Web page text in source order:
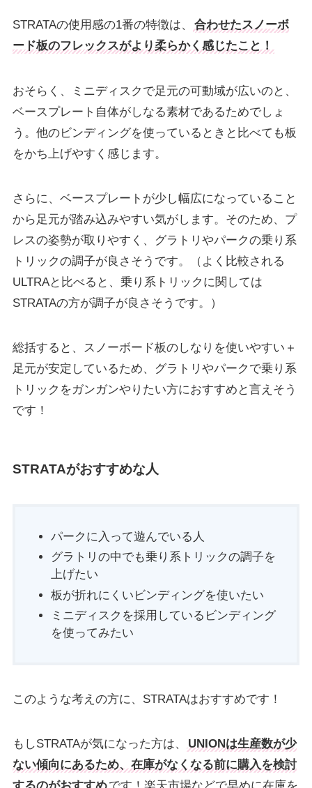
STRATAの使用感の1番の特徴は、
合わせたスノーボ
ード板のフレックスがより柔らかく感じたこと！
おそらく、ミニディスクで足元の可動域が広いのと、
ベースプレート自体がしなる素材であるためでしょ
う。他のビンディングを使っているときと比べても板
をかち上げやすく感じます。
さらに、ベースプレートが少し幅広になっていること
から足元が踏み込みやすい気がします。そのため、プ
レスの姿勢が取りやすく、グラトリやパークの乗り系
トリックの調子が良さそうです。（よく比較される
ULTRAと比べると、乗り系トリックに関しては
STRATAの方が調子が良さそうです。）
総括すると、スノーボード板のしなりを使いやすい＋
足元が安定しているため、グラトリやパークで乗り系
トリックをガンガンやりたい方におすすめと言えそう
です！
STRATAがおすすめな人
パークに入って遊んでいる人
グラトリの中でも乗り系トリックの調子を
上げたい
板が折れにくいビンディングを使いたい
ミニディスクを採用しているビンディング
を使ってみたい
このような考えの方に、STRATAはおすすめです！
もしSTRATAが気になった方は、
UNIONは生産数が少
ない傾向にあるため、在庫がなくなる前に購入を検討
するのがおすすめです！楽天市場などで早めに在庫を